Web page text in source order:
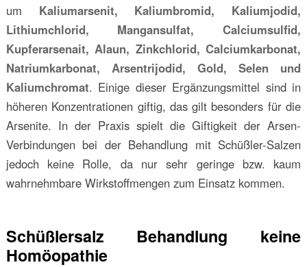
um Kaliumarsenit, Kaliumbromid, Kaliumjodid,
Lithiumchlorid, Mangansulfat, Calciumsulfid,
Kupferarsenait, Alaun, Zinkchlorid, Calciumkarbonat,
Natriumkarbonat, Arsentrijodid, Gold, Selen und
Kaliumchromat. Einige dieser Ergänzungsmittel sind in
höheren Konzentrationen giftig, das gilt besonders für die
Arsenite. In der Praxis spielt die Giftigkeit der Arsen-
Verbindungen bei der Behandlung mit Schüßler-Salzen
jedoch keine Rolle, da nur sehr geringe bzw. kaum
wahrnehmbare Wirkstoffmengen zum Einsatz kommen.
Schüßlersalz Behandlung keine
Homöopathie